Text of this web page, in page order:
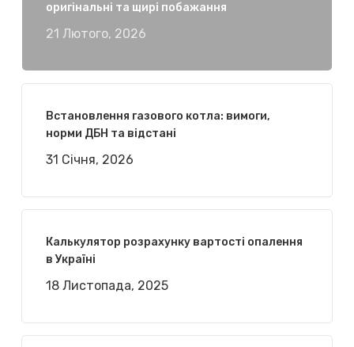
оригінальні та щирі побажання
21 Лютого, 2026
Встановлення газового котла: вимоги,
норми ДБН та відстані
31 Січня, 2026
Калькулятор розрахунку вартості опалення
в Україні
18 Листопада, 2025